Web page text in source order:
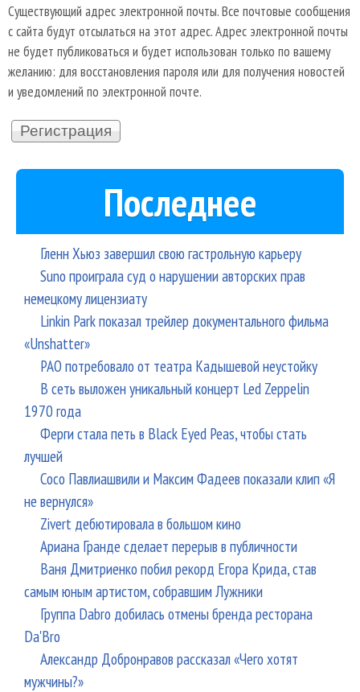
Существующий адрес электронной почты. Все почтовые сообщения
с сайта будут отсылаться на этот адрес. Адрес электронной почты
не будет публиковаться и будет использован только по вашему
желанию: для восстановления пароля или для получения новостей
и уведомлений по электронной почте.
Последнее
Гленн Хьюз завершил свою гастрольную карьеру
Suno проиграла суд о нарушении авторских прав
немецкому лицензиату
Linkin Park показал трейлер документального фильма
«Unshatter»
РАО потребовало от театра Кадышевой неустойку
В сеть выложен уникальный концерт Led Zeppelin
1970 года
Ферги стала петь в Black Eyed Peas, чтобы стать
лучшей
Сосо Павлиашвили и Максим Фадеев показали клип «Я
не вернулся»
Zivert дебютировала в большом кино
Ариана Гранде сделает перерыв в публичности
Ваня Дмитриенко побил рекорд Егора Крида, став
самым юным артистом, собравшим Лужники
Группа Dabro добилась отмены бренда ресторана
Da'Bro
Александр Добронравов рассказал «Чего хотят
мужчины?»